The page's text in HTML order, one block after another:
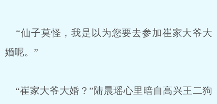
“仙子莫怪，我是以为您要去参加崔家大爷大
婚呢。”
“崔家大爷大婚？”陆晨瑶心里暗自高兴王二狗